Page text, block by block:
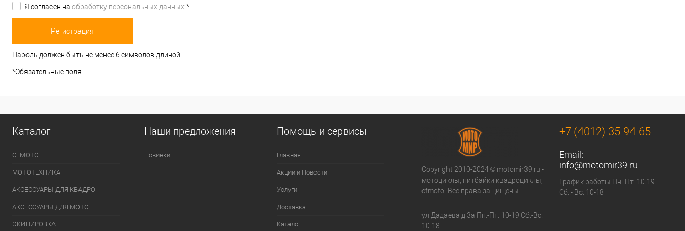
Я согласен на обработку персональных данных.*
Пароль должен быть не менее 6 символов длиной.
*Обязательные поля.
Каталог
CFMOTO
МОТОТЕХНИКА
АКСЕССУАРЫ ДЛЯ КВАДРО
АКСЕССУАРЫ ДЛЯ МОТО
ЭКИПИРОВКА
Наши предложения
Новинки
Помощь и сервисы
Главная
Акции и Новости
Услуги
Доставка
Каталог
Copyright 2010-2024 © motomir39.ru -
мотоциклы, питбайки квадроциклы,
cfmoto. Все права защищены.
ул.Дадаева д.3а Пн.-Пт. 10-19 Сб.-Вс.
10-18
+7 (4012) 35-94-65
Email:
info@motomir39.ru
График работы Пн.-Пт. 10-19
Сб..- Вс. 10-18